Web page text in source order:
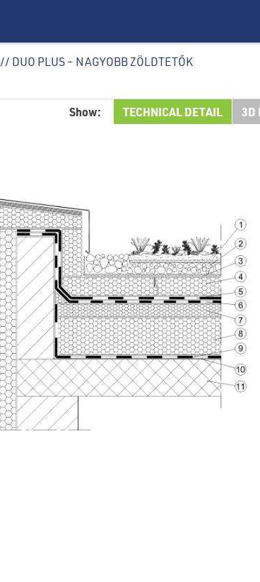
// DUO PLUS – NAGYOBB ZÖLDTETŐK
Show: TECHNICAL DETAIL 3D